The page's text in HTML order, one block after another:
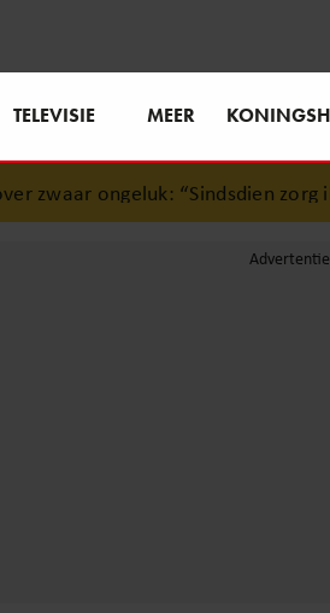
TELEVISIE MEER
“Sindsdien zorg ik extra goed